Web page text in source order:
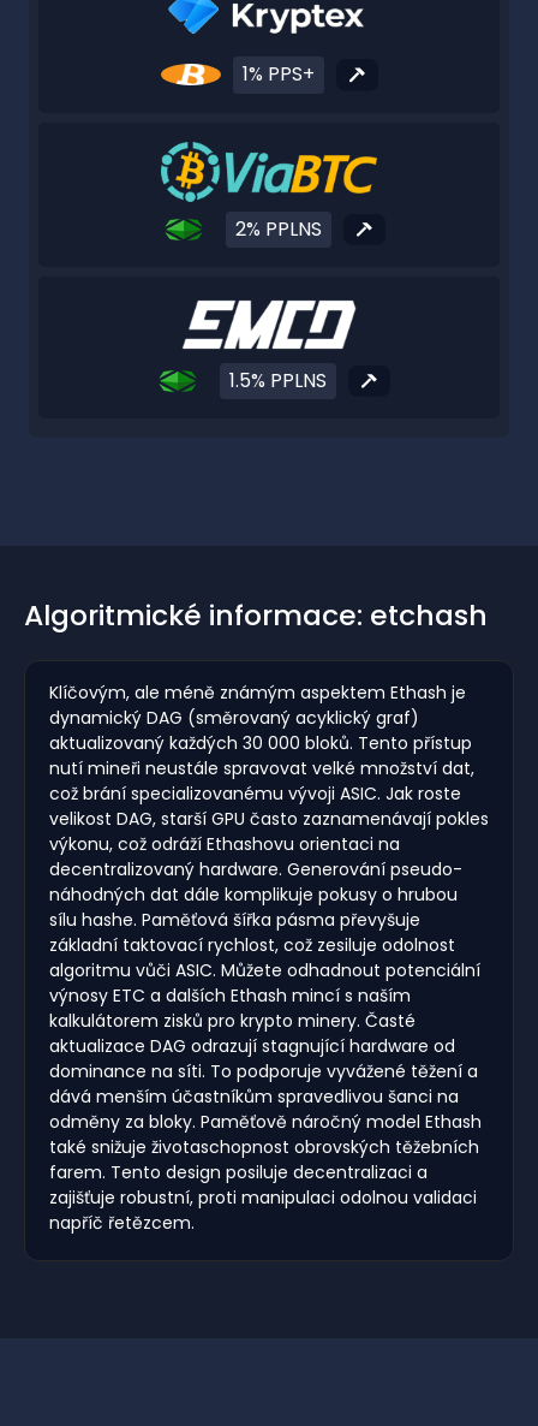
1% PPS+
2% PPLNS
1.5% PPLNS
Algoritmické informace: etchash
Klíčovým, ale méně známým aspektem Ethash je
dynamický DAG (směrovaný acyklický graf)
aktualizovaný každých 30 000 bloků. Tento přístup
nutí mineři neustále spravovat velké množství dat,
což brání specializovanému vývoji ASIC. Jak roste
velikost DAG, starší GPU často zaznamenávají pokles
výkonu, což odráží Ethashovu orientaci na
decentralizovaný hardware. Generování pseudo-
náhodných dat dále komplikuje pokusy o hrubou
sílu hashe. Paměťová šířka pásma převyšuje
základní taktovací rychlost, což zesiluje odolnost
algoritmu vůči ASIC. Můžete odhadnout potenciální
výnosy ETC a dalších Ethash mincí s naším
kalkulátorem zisků pro krypto minery. Časté
aktualizace DAG odrazují stagnující hardware od
dominance na síti. To podporuje vyvážené těžení a
dává menším účastníkům spravedlivou šanci na
odměny za bloky. Paměťově náročný model Ethash
také snižuje životaschopnost obrovských těžebních
farem. Tento design posiluje decentralizaci a
zajišťuje robustní, proti manipulaci odolnou validaci
napříč řetězcem.